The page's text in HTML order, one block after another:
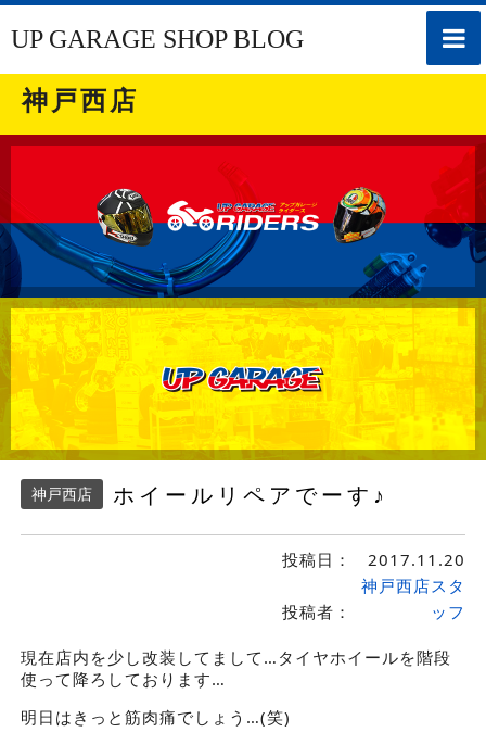
toggle
UP GARAGE SHOP BLOG
神戸西店
神戸西店 ホイールリペアでーす♪
投稿日： 2017.11.20
投稿者：
神戸西店スタ
ッフ
現在店内を少し改装してまして…タイヤホイールを階段
使って降ろしております…
明日はきっと筋肉痛でしょう…(笑)